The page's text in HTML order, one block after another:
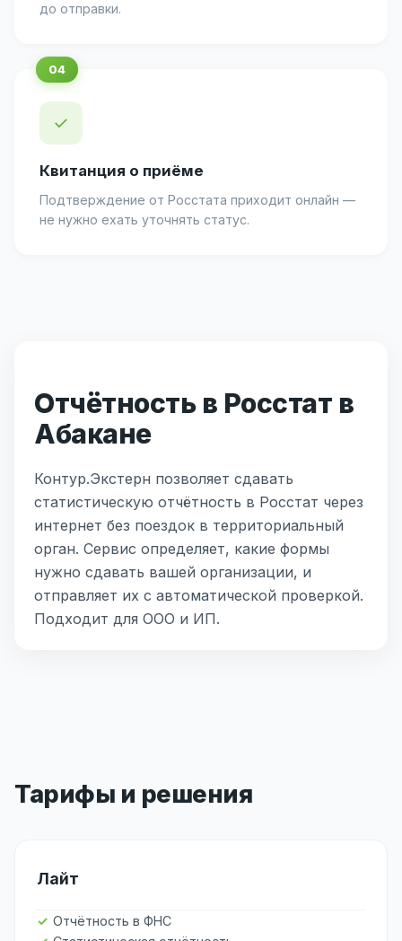
до отправки.
✓
Квитанция о приёме
Подтверждение от Росстата приходит онлайн —
не нужно ехать уточнять статус.
Отчётность в Росстат в
Абакане
Контур.Экстерн позволяет сдавать
статистическую отчётность в Росстат через
интернет без поездок в территориальный
орган. Сервис определяет, какие формы
нужно сдавать вашей организации, и
отправляет их с автоматической проверкой.
Подходит для ООО и ИП.
Тарифы и решения
Лайт
Отчётность в ФНС